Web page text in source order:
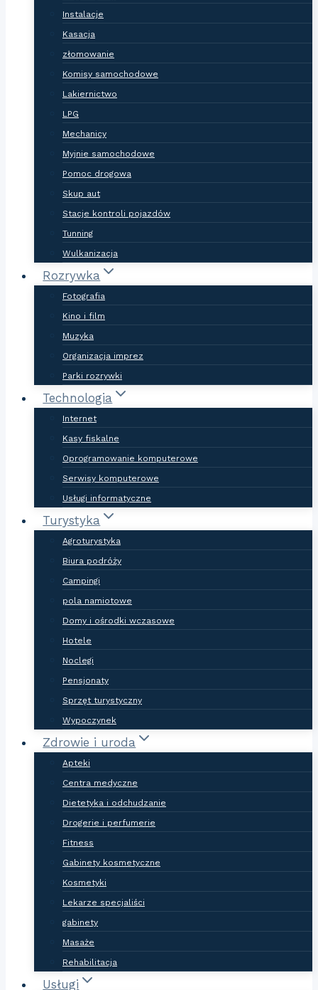
Instalacje
Kasacja
złomowanie
Komisy samochodowe
Lakiernictwo
LPG
Mechanicy
Myjnie samochodowe
Pomoc drogowa
Skup aut
Stacje kontroli pojazdów
Tunning
Wulkanizacja
Rozrywka
Fotografia
Kino i film
Muzyka
Organizacja imprez
Parki rozrywki
Technologia
Internet
Kasy fiskalne
Oprogramowanie komputerowe
Serwisy komputerowe
Usługi informatyczne
Turystyka
Agroturystyka
Biura podróży
Campingi
pola namiotowe
Domy i ośrodki wczasowe
Hotele
Noclegi
Pensjonaty
Sprzęt turystyczny
Wypoczynek
Zdrowie i uroda
Apteki
Centra medyczne
Dietetyka i odchudzanie
Drogerie i perfumerie
Fitness
Gabinety kosmetyczne
Kosmetyki
Lekarze specjaliści
gabinety
Masaże
Rehabilitacja
Usługi